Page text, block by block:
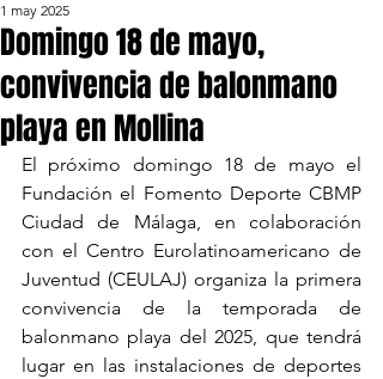
Domingo 18 de mayo,
convivencia de balonmano
playa en Mollina
1 may 2025
El próximo domingo 18 de mayo el
Fundación el Fomento Deporte CBMP
Ciudad de Málaga, en colaboración
con el Centro Eurolatinoamericano de
Juventud (CEULAJ) organiza la primera
convivencia de la temporada de
balonmano playa del 2025, que tendrá
lugar en las instalaciones de deportes